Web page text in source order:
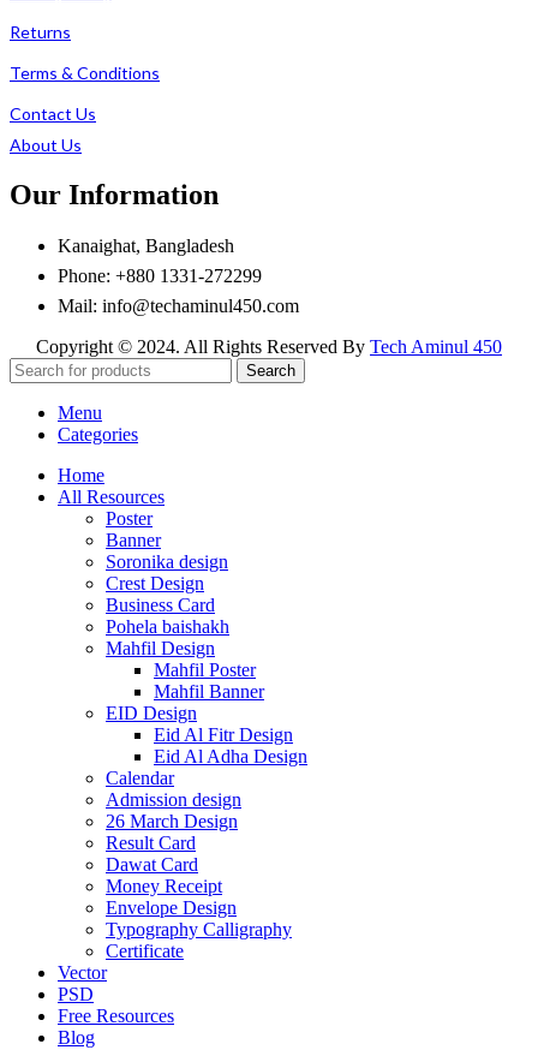
Returns
Terms & Conditions
Contact Us
About Us
Our Information
Kanaighat, Bangladesh
Phone: +880 1331-272299
Mail: info@techaminul450.com
Copyright © 2024. All Rights Reserved By Tech Aminul 450
Search
Menu
Categories
Home
All Resources
Poster
Banner
Soronika design
Crest Design
Business Card
Pohela baishakh
Mahfil Design
Mahfil Poster
Mahfil Banner
EID Design
Eid Al Fitr Design
Eid Al Adha Design
Calendar
Admission design
26 March Design
Result Card
Dawat Card
Money Receipt
Envelope Design
Typography Calligraphy
Certificate
Vector
PSD
Free Resources
Blog